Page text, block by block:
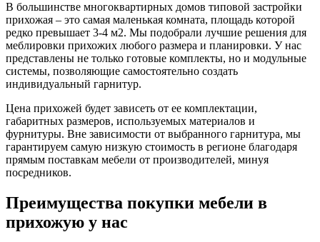
В большинстве многоквартирных домов типовой застройки
прихожая – это самая маленькая комната, площадь которой
редко превышает 3-4 м2. Мы подобрали лучшие решения для
меблировки прихожих любого размера и планировки. У нас
представлены не только готовые комплекты, но и модульные
системы, позволяющие самостоятельно создать
индивидуальный гарнитур.
Цена прихожей будет зависеть от ее комплектации,
габаритных размеров, используемых материалов и
фурнитуры. Вне зависимости от выбранного гарнитура, мы
гарантируем самую низкую стоимость в регионе благодаря
прямым поставкам мебели от производителей, минуя
посредников.
Преимущества покупки мебели в
прихожую у нас